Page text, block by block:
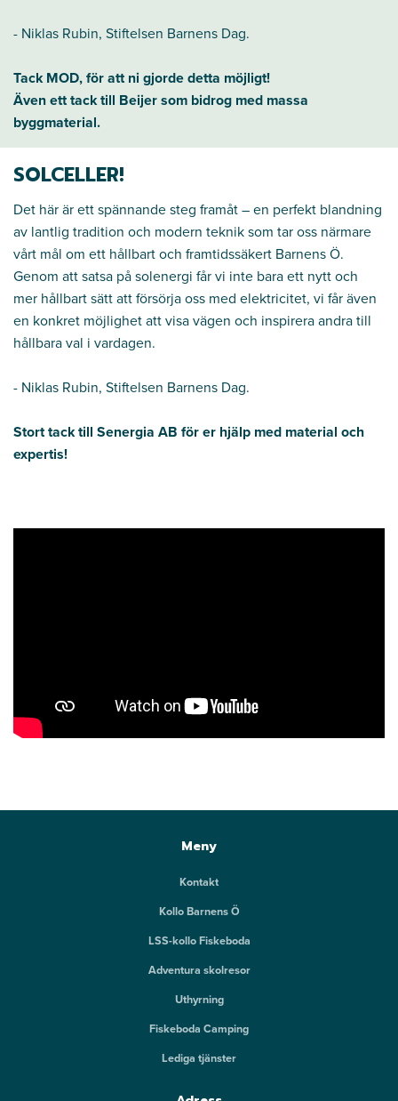
- Niklas Rubin, Stiftelsen Barnens Dag.
Tack MOD, för att ni gjorde detta möjligt!
Även ett tack till Beijer som bidrog med massa
byggmaterial.
SOLCELLER!
Det här är ett spännande steg framåt – en perfekt blandning
av lantlig tradition och modern teknik som tar oss närmare
vårt mål om ett hållbart och framtidssäkert Barnens Ö.
Genom att satsa på solenergi får vi inte bara ett nytt och
mer hållbart sätt att försörja oss med elektricitet, vi får även
en konkret möjlighet att visa vägen och inspirera andra till
hållbara val i vardagen.
- Niklas Rubin, Stiftelsen Barnens Dag.
Stort tack till Senergia AB för er hjälp med material och
expertis!
Meny
Kontakt
Kollo Barnens Ö
LSS-kollo Fiskeboda
Adventura skolresor
Uthyrning
Fiskeboda Camping
Lediga tjänster